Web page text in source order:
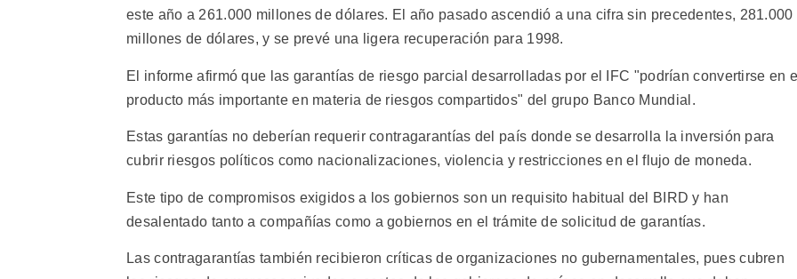
este año a 261.000 millones de dólares. El año pasado ascendió a una cifra sin precedentes, 281.000
millones de dólares, y se prevé una ligera recuperación para 1998.
El informe afirmó que las garantías de riesgo parcial desarrolladas por el IFC "podrían convertirse en
producto más importante en materia de riesgos compartidos" del grupo Banco Mundial.
Estas garantías no deberían requerir contragarantías del país donde se desarrolla la inversión para
cubrir riesgos políticos como nacionalizaciones, violencia y restricciones en el flujo de moneda.
Este tipo de compromisos exigidos a los gobiernos son un requisito habitual del BIRD y han
desalentado tanto a compañías como a gobiernos en el trámite de solicitud de garantías.
Las contragarantías también recibieron críticas de organizaciones no gubernamentales, pues cubren